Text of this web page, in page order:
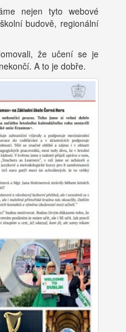
nejen tyto webové
budově, regionální
že učení se je
A to je dobře.